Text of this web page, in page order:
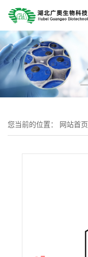
您当前的位置： 网站首页